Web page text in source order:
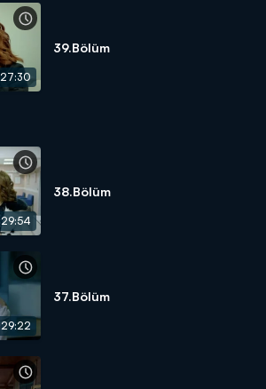
39.Bölüm
38.Bölüm
37.Bölüm